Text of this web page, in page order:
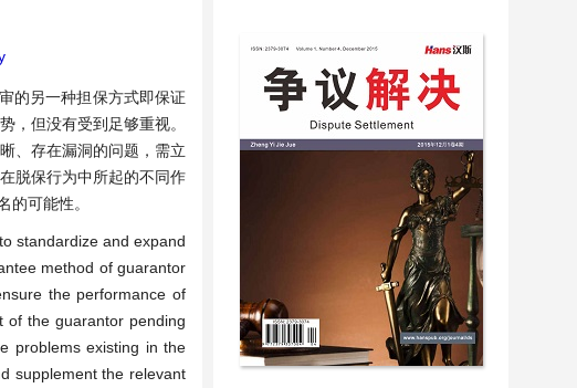
的另一种担保方式即保证
，但没有受到足够重视。
、存在漏洞的问题，需立
脱保行为中所起的不同作
可能性。
standardize and expand
method of guarantor
the performance of
of the guarantor pending
problems existing in the
supplement the relevant